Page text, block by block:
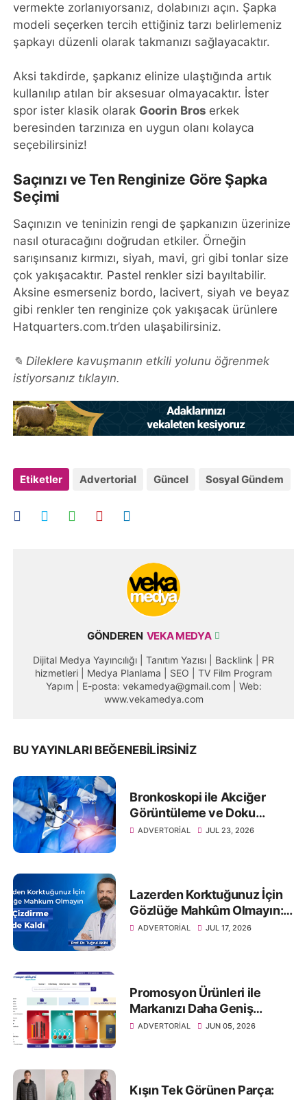
vermekte zorlanıyorsanız, dolabınızı açın. Şapka
modeli seçerken tercih ettiğiniz tarzı belirlemeniz
şapkayı düzenli olarak takmanızı sağlayacaktır.
Aksi takdirde, şapkanız elinize ulaştığında artık
kullanılıp atılan bir aksesuar olmayacaktır. İster
spor ister klasik olarak Goorin Bros erkek
beresinden tarzınıza en uygun olanı kolayca
seçebilirsiniz!
Saçınızı ve Ten Renginize Göre Şapka
Seçimi
Saçınızın ve teninizin rengi de şapkanızın üzerinize
nasıl oturacağını doğrudan etkiler. Örneğin
sarışınsanız kırmızı, siyah, mavi, gri gibi tonlar size
çok yakışacaktır. Pastel renkler sizi bayıltabilir.
Aksine esmerseniz bordo, lacivert, siyah ve beyaz
gibi renkler ten renginize çok yakışacak ürünlere
Hatquarters.com.tr’den ulaşabilirsiniz.
✎ Dileklere kavuşmanın etkili yolunu öğrenmek
istiyorsanız tıklayın.
Etiketler Advertorial Güncel Sosyal Gündem
GÖNDEREN VEKA MEDYA
Dijital Medya Yayıncılığı | Tanıtım Yazısı | Backlink | PR
hizmetleri | Medya Planlama | SEO | TV Film Program
Yapım | E-posta: vekamedya@gmail.com | Web:
www.vekamedya.com
BU YAYINLARI BEĞENEBILIRSINIZ
Bronkoskopi ile Akciğer
Görüntüleme ve Doku
Örneklemesi
ADVERTORIAL JUL 23, 2026
Lazerden Korktuğunuz İçin
Gözlüğe Mahkûm Olmayın:
Göz Çizdirme Eskide Kaldı
ADVERTORIAL JUL 17, 2026
Promosyon Ürünleri ile
Markanızı Daha Geniş
Kitlelere Ulaştırın
ADVERTORIAL JUN 05, 2026
Kışın Tek Görünen Parça: